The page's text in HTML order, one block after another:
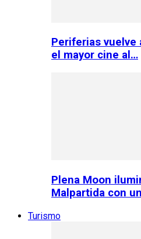
Periferias vuelve
el mayor cine al…
Plena Moon
Malpartida con
Turismo